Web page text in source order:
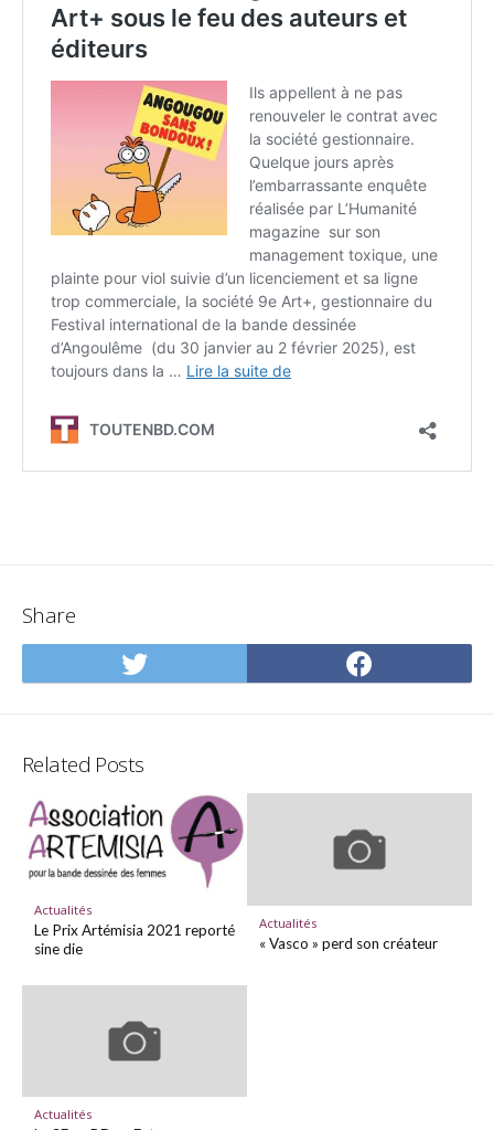
Share
Share
on
on
Related Posts
Actualités
Le Prix Artémisia 2021 reporté
sine die
Actualités
« Vasco » perd son créateur
Actualités